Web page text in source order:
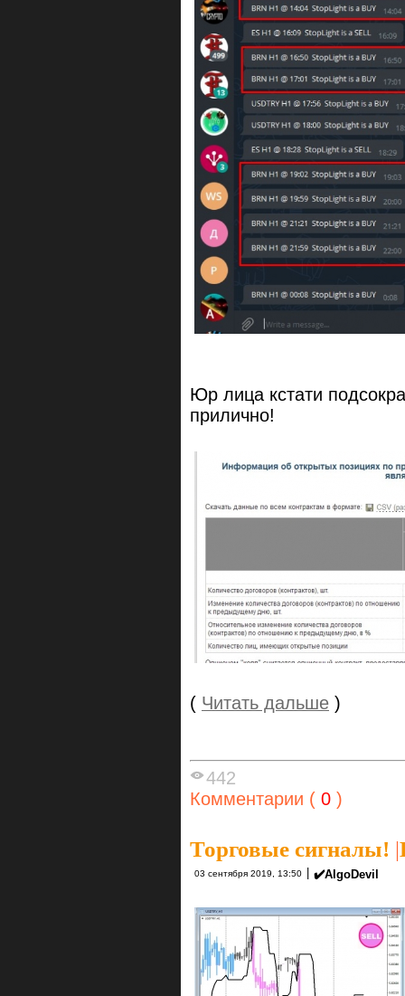
Юр лица кстати
прилично!
( Читать дальше )
442
Комментарии ( 0 )
Торговые сигналы! |
03 сентября 2019, 13:50 | ✔️AlgoDevil